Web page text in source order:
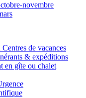
novembre
Centres de vacances
& expéditions
en gîte ou chalet